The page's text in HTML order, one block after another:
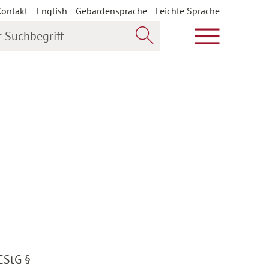
English Gebärdensprache
Leichte Sprache
Hauptmenü
§